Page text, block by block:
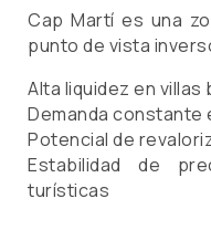
Cap Martí es una
punto de vista
Alta liquidez en villas
Demanda constante
Potencial de
Estabilidad de
turísticas